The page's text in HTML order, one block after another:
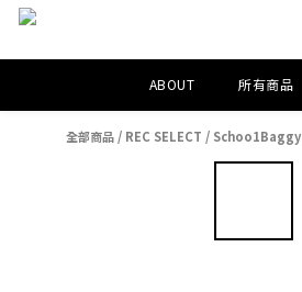
ABOUT 所有商品
全部商品 / REC SELECT / Schoo1Baggy